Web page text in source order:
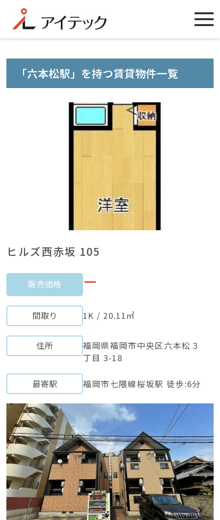
「六本松駅」を持つ賃貸物件一覧
ヒルズ西赤坂 105
販売価格 ー
間取り 1K / 20.11㎡
住所
福岡県福岡市中央区六本松３
丁目 3-18
最寄駅 福岡市七隈線桜坂駅 徒歩:6分